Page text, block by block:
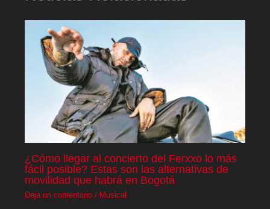
¿Cómo llegar al concierto del Ferxxo lo más
fácil posible? Estas son las alternativas de
movilidad que habrá en Bogotá
Deja un comentario / Musical